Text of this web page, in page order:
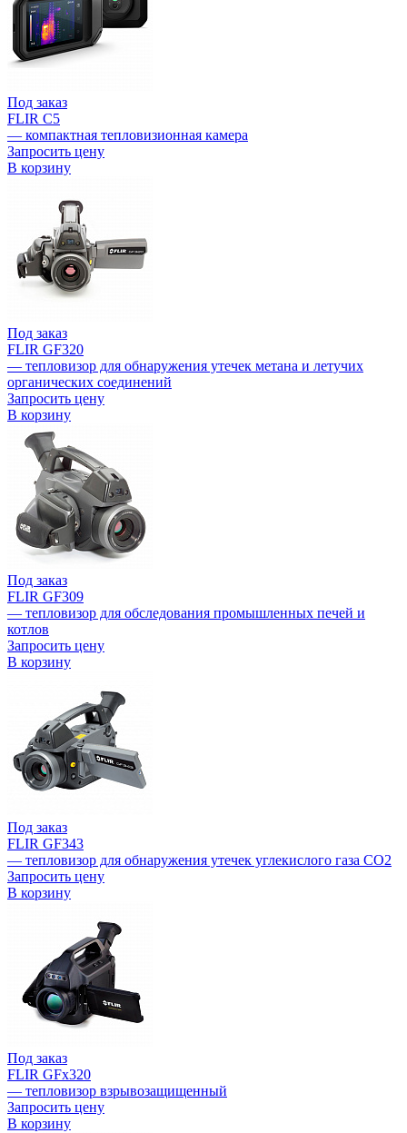
Под заказ
FLIR C5
— компактная тепловизионная камера
Запросить цену
В корзину
Под заказ
FLIR GF320
— тепловизор для обнаружения утечек метана и летучих
органических соединений
Запросить цену
В корзину
Под заказ
FLIR GF309
— тепловизор для обследования промышленных печей и
котлов
Запросить цену
В корзину
Под заказ
FLIR GF343
— тепловизор для обнаружения утечек углекислого газа CO2
Запросить цену
В корзину
Под заказ
FLIR GFх320
— тепловизор взрывозащищенный
Запросить цену
В корзину